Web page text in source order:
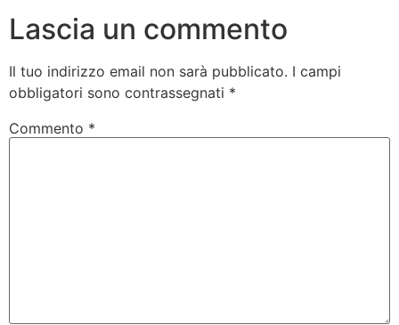
Lascia un commento
Il tuo indirizzo email non sarà pubblicato. I campi
obbligatori sono contrassegnati *
Commento *